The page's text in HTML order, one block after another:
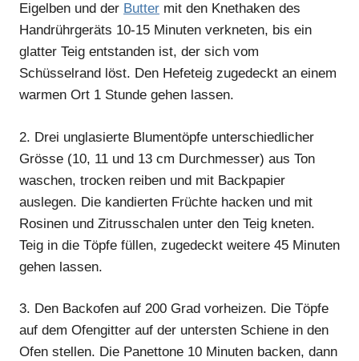
Eigelben und der Butter mit den Knethaken des
Handrührgeräts 10-15 Minuten verkneten, bis ein
glatter Teig entstanden ist, der sich vom
Schüsselrand löst. Den Hefeteig zugedeckt an einem
warmen Ort 1 Stunde gehen lassen.
2. Drei unglasierte Blumentöpfe unterschiedlicher
Grösse (10, 11 und 13 cm Durchmesser) aus Ton
waschen, trocken reiben und mit Backpapier
auslegen. Die kandierten Früchte hacken und mit
Rosinen und Zitrusschalen unter den Teig kneten.
Teig in die Töpfe füllen, zugedeckt weitere 45 Minuten
gehen lassen.
3. Den Backofen auf 200 Grad vorheizen. Die Töpfe
auf dem Ofengitter auf der untersten Schiene in den
Ofen stellen. Die Panettone 10 Minuten backen, dann